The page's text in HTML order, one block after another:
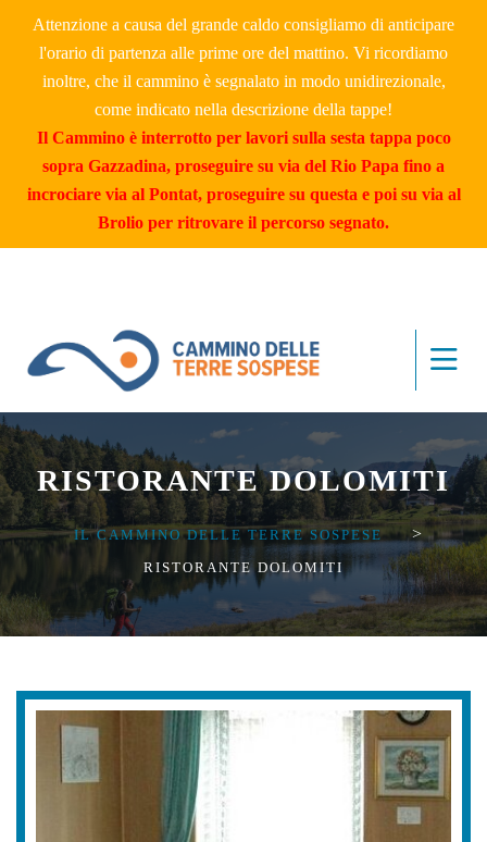
Attenzione a causa del grande caldo consigliamo di anticipare
l'orario di partenza alle prime ore del mattino. Vi ricordiamo
inoltre, che il cammino è segnalato in modo unidirezionale,
come indicato nella descrizione della tappe!
Il Cammino è interrotto per lavori sulla sesta tappa poco
sopra Gazzadina, proseguire su via del Rio Papa fino a
incrociare via al Pontat, proseguire su questa e poi su via al
Brolio per ritrovare il percorso segnato.
RISTORANTE DOLOMITI
IL CAMMINO DELLE TERRE SOSPESE >
RISTORANTE DOLOMITI